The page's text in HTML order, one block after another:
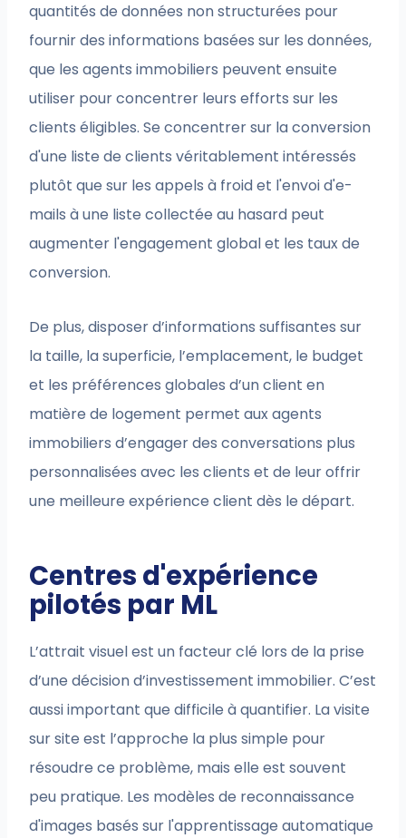
quantités de données non structurées pour
fournir des informations basées sur les données,
que les agents immobiliers peuvent ensuite
utiliser pour concentrer leurs efforts sur les
clients éligibles. Se concentrer sur la conversion
d'une liste de clients véritablement intéressés
plutôt que sur les appels à froid et l'envoi d'e-
mails à une liste collectée au hasard peut
augmenter l'engagement global et les taux de
conversion.
De plus, disposer d’informations suffisantes sur
la taille, la superficie, l’emplacement, le budget
et les préférences globales d’un client en
matière de logement permet aux agents
immobiliers d’engager des conversations plus
personnalisées avec les clients et de leur offrir
une meilleure expérience client dès le départ.
Centres d'expérience
pilotés par ML
L’attrait visuel est un facteur clé lors de la prise
d’une décision d’investissement immobilier. C’est
aussi important que difficile à quantifier. La visite
sur site est l’approche la plus simple pour
résoudre ce problème, mais elle est souvent
peu pratique. Les modèles de reconnaissance
d'images basés sur l'apprentissage automatique